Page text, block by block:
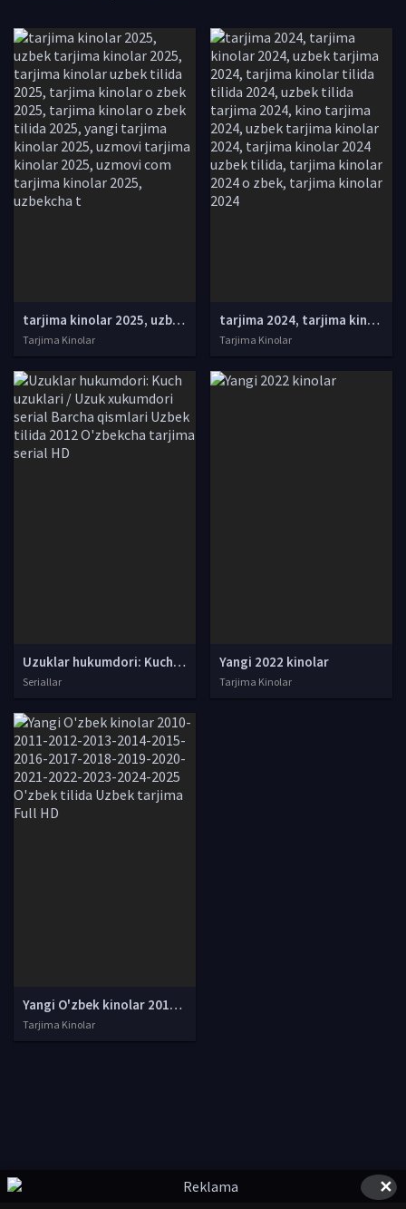
tarjima kinolar 2025, uzbek tarjima kinolar 2025, tarjima kinolar uzbek tilida 2025, tarjima kinolar o zbek 2025, tarjima kinolar o zbek tilida 2025, yangi tarjima kinolar 2025, uzmovi tarjima kinolar 2025, uzmovi com tarjima kinolar 2025, uzbekcha t
Tarjima Kinolar
tarjima 2024, tarjima kinolar 2024, uzbek tarjima 2024, tarjima kinolar tilida tilida 2024, uzbek tilida tarjima 2024, kino tarjima 2024, uzbek tarjima kinolar 2024, tarjima kinolar 2024 uzbek tilida, tarjima kinolar 2024 o zbek, tarjima kinolar 2024
Tarjima Kinolar
Uzuklar hukumdori: Kuch uzuklari / Uzuk xukumdori serial Barcha qismlari Uzbek tilida 2012 O'zbekcha tarjima serial HD
Seriallar
Yangi 2022 kinolar
Tarjima Kinolar
Yangi O'zbek kinolar 2010-2011-2012-2013-2014-2015-2016-2017-2018-2019-2020-2021-2022-2023-2024-2025 O'zbek tilida Uzbek tarjima Full HD
Tarjima Kinolar
✕